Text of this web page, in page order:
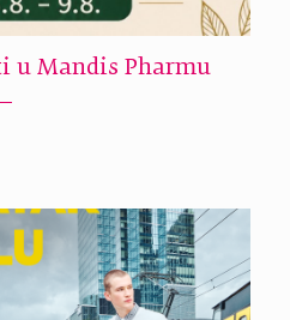
u Mandis Pharmu